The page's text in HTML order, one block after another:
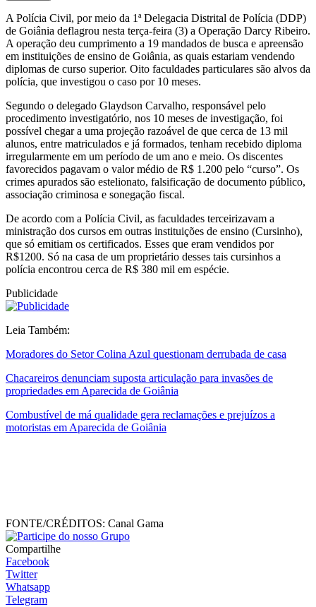
A Polícia Civil, por meio da 1ª Delegacia Distrital de Polícia (DDP)
de Goiânia deflagrou nesta terça-feira (3) a Operação Darcy Ribeiro.
A operação deu cumprimento a 19 mandados de busca e apreensão
em instituições de ensino de Goiânia, as quais estariam vendendo
diplomas de curso superior. Oito faculdades particulares são alvos da
polícia, que investigou o caso por 10 meses.
Segundo o delegado Glaydson Carvalho, responsável pelo
procedimento investigatório, nos 10 meses de investigação, foi
possível chegar a uma projeção razoável de que cerca de 13 mil
alunos, entre matriculados e já formados, tenham recebido diploma
irregularmente em um período de um ano e meio. Os discentes
favorecidos pagavam o valor médio de R$ 1.200 pelo “curso”. Os
crimes apurados são estelionato, falsificação de documento público,
associação criminosa e sonegação fiscal.
De acordo com a Polícia Civil, as faculdades terceirizavam a
ministração dos cursos em outras instituições de ensino (Cursinho),
que só emitiam os certificados. Esses que eram vendidos por
R$1200. Só na casa de um proprietário desses tais cursinhos a
polícia encontrou cerca de R$ 380 mil em espécie.
Publicidade
Leia Também:
Moradores do Setor Colina Azul questionam derrubada de casa
Chacareiros denunciam suposta articulação para invasões de
propriedades em Aparecida de Goiânia
Combustível de má qualidade gera reclamações e prejuízos a
motoristas em Aparecida de Goiânia
FONTE/CRÉDITOS: Canal Gama
Compartilhe
Facebook
Twitter
Whatsapp
Telegram